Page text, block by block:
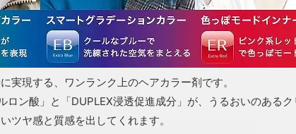
実現する、ワンランク上のヘアカラー剤です。
ロン酸」と「DUPLEX浸透促進成分」が、うるおいのある
ツヤ感と質感を出してくれます。